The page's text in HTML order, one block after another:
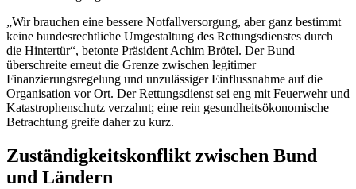
„Wir brauchen eine bessere Notfallversorgung, aber ganz bestimmt
keine bundesrechtliche Umgestaltung des Rettungsdienstes durch
die Hintertür“, betonte Präsident Achim Brötel. Der Bund
überschreite erneut die Grenze zwischen legitimer
Finanzierungsregelung und unzulässiger Einflussnahme auf die
Organisation vor Ort. Der Rettungsdienst sei eng mit Feuerwehr und
Katastrophenschutz verzahnt; eine rein gesundheitsökonomische
Betrachtung greife daher zu kurz.
Zuständigkeitskonflikt zwischen Bund
und Ländern